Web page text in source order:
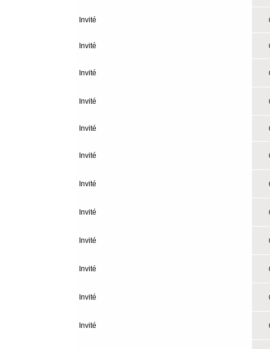
Invité
Invité
Invité
Invité
Invité
Invité
Invité
Invité
Invité
Invité
Invité
Invité